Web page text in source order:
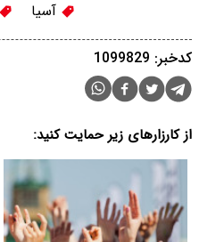
آسیا
کدخبر: 1099829
از کارزارهای زیر حمایت کنید: